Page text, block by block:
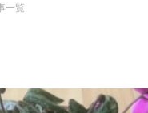
一覧